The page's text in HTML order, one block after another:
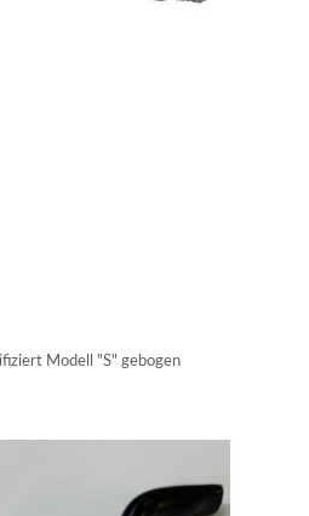
Modell "S" gebogen